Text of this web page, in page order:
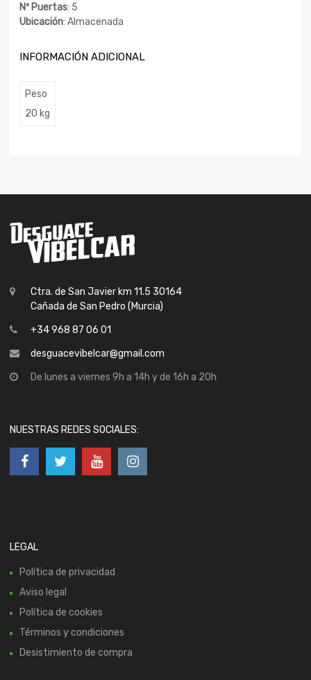
Nº Puertas: 5
Ubicación: Almacenada
INFORMACIÓN ADICIONAL
Peso
20 kg
Ctra. de San Javier km 11.5 30164
Cañada de San Pedro (Murcia)
+34 968 87 06 01
desguacevibelcar@gmail.com
De lunes a viernes 9h a 14h y de 16h a 20h
NUESTRAS REDES SOCIALES:
LEGAL
Política de privacidad
Aviso legal
Política de cookies
Términos y condiciones
Desistimiento de compra